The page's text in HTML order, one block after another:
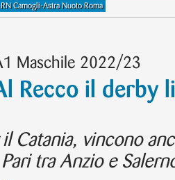
Camogli-Astra Nuoto Roma
Maschile 2022/23
Recco il derby
Catania, vincono
tra Anzio e